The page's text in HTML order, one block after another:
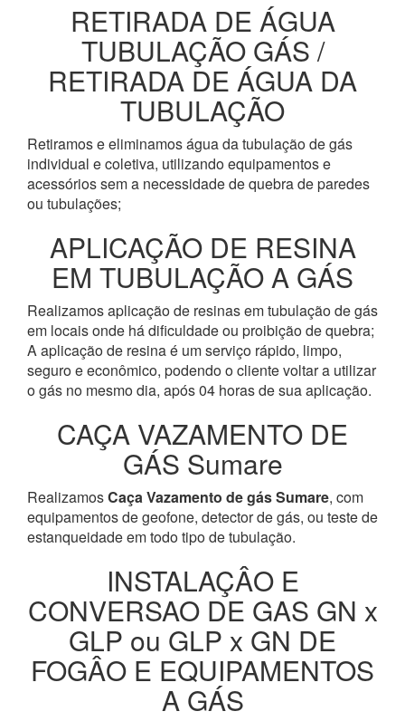
RETIRADA DE ÁGUA
TUBULAÇÃO GÁS /
RETIRADA DE ÁGUA DA
TUBULAÇÃO
Retiramos e eliminamos água da tubulação de gás
individual e coletiva, utilizando equipamentos e
acessórios sem a necessidade de quebra de paredes
ou tubulações;
APLICAÇÃO DE RESINA
EM TUBULAÇÃO A GÁS
Realizamos aplicação de resinas em tubulação de gás
em locais onde há dificuldade ou proibição de quebra;
A aplicação de resina é um serviço rápido, limpo,
seguro e econômico, podendo o cliente voltar a utilizar
o gás no mesmo dia, após 04 horas de sua aplicação.
CAÇA VAZAMENTO DE
GÁS Sumare
RealizamosCaça Vazamento de gás Sumare, com
equipamentos de geofone, detector de gás, ou teste de
estanqueidade em todo tipo de tubulação.
INSTALAÇÂO E
CONVERSAO DE GAS GN x
GLP ou GLP x GN DE
FOGÂO E EQUIPAMENTOS
A GÁS